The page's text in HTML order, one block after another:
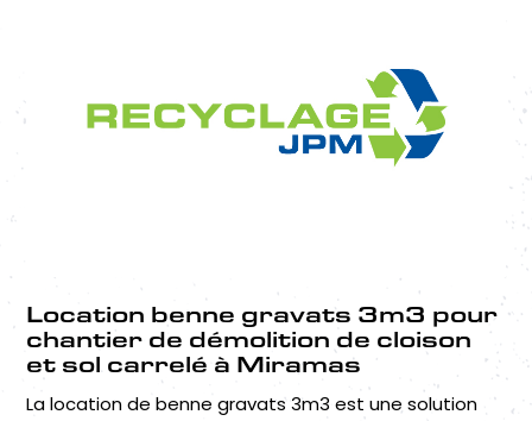
Location benne gravats 3m3 pour
chantier de démolition de cloison
et sol carrelé à Miramas
La location de benne gravats 3m3 est une solution